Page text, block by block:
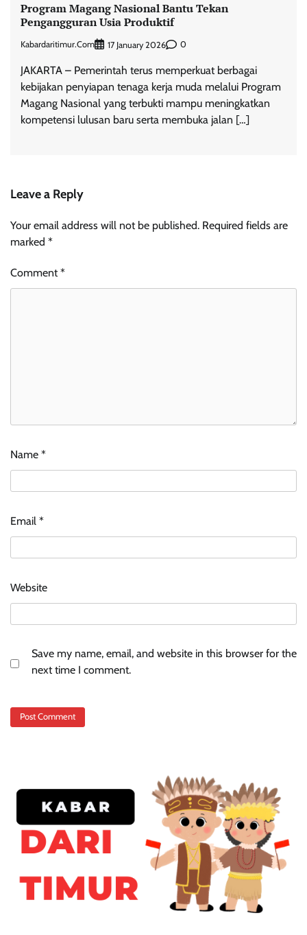
Program Magang Nasional Bantu Tekan
Pengangguran Usia Produktif
Kabardaritimur.com 17 January 2026 0
JAKARTA – Pemerintah terus memperkuat berbagai
kebijakan penyiapan tenaga kerja muda melalui Program
Magang Nasional yang terbukti mampu meningkatkan
kompetensi lulusan baru serta membuka jalan […]
Leave a Reply
Your email address will not be published. Required fields are
marked *
Comment*
Name *
Email *
Website
Save my name, email, and website in this browser for the
next time I comment.